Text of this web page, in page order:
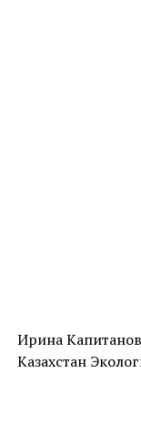
Ирина
Казахстан